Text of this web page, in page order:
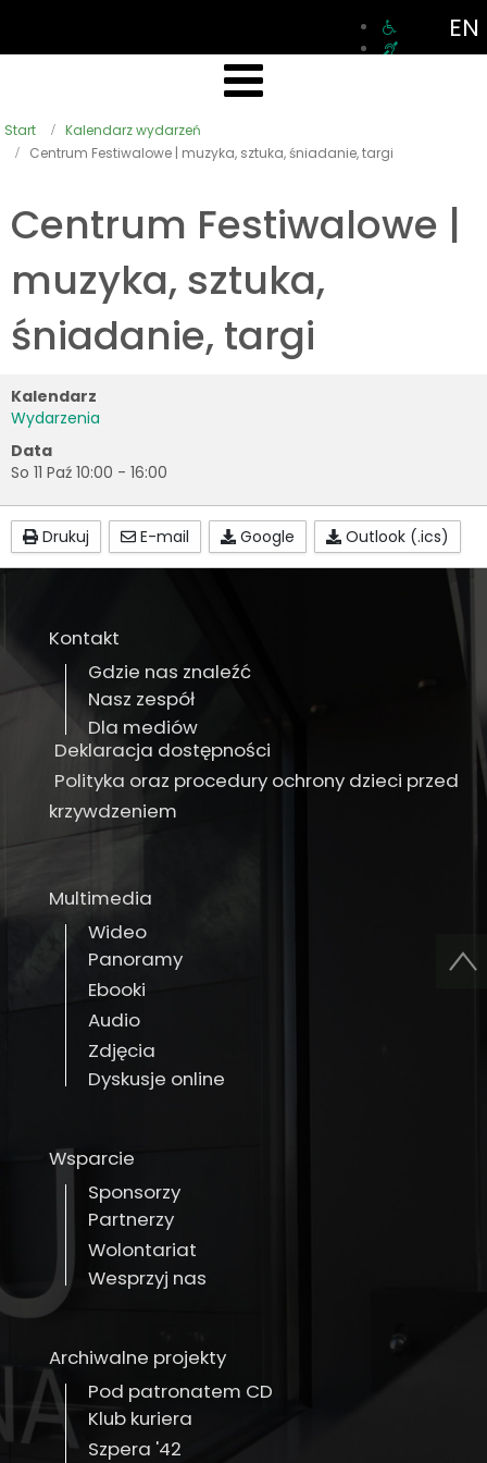
EN
Start
Kalendarz wydarzeń
Centrum Festiwalowe | muzyka, sztuka, śniadanie, targi
Centrum Festiwalowe |
muzyka, sztuka,
śniadanie, targi
Kalendarz
Wydarzenia
Data
So 11 Paź 10:00 - 16:00
Drukuj E-mail Google Outlook (.ics)
Kontakt
Gdzie nas znaleźć
Nasz zespół
Dla mediów
Deklaracja dostępności
Polityka oraz procedury ochrony dzieci przed
krzywdzeniem
Multimedia
Wideo
Panoramy
Ebooki
Audio
Zdjęcia
Dyskusje online
Wsparcie
Sponsorzy
Partnerzy
Wolontariat
Wesprzyj nas
Archiwalne projekty
Pod patronatem CD
Klub kuriera
Szpera '42